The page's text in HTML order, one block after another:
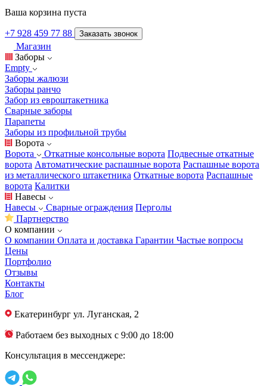
Ваша корзина пуста
+7 928 459 77 88 Заказать звонок
Магазин
Заборы
Empty
Заборы жалюзи
Заборы ранчо
Забор из евроштакетника
Сварные заборы
Парапеты
Заборы из профильной трубы
Ворота
Ворота
Откатные консольные ворота Подвесные откатные
ворота Автоматические распашные ворота Распашные ворота
из металлического штакетника Откатные ворота Распашные
ворота Калитки
Навесы
Навесы
Сварные ограждения Перголы
Партнерство
О компании
О компании Оплата и доставка Гарантии Частые вопросы
Цены
Портфолио
Отзывы
Контакты
Блог
Екатеринбург ул. Луганская, 2
Работаем без выходных с 9:00 до 18:00
Консультация в мессенджере: